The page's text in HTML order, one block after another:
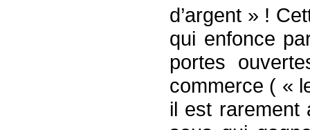
d’argent » !
qui enfonce
portes
commerce ( «
il est rarement